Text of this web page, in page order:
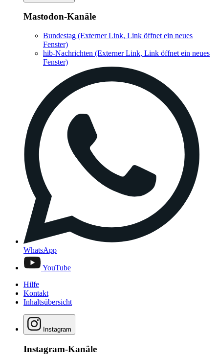
Mastodon-Kanäle
Bundestag (Externer Link, Link öffnet ein neues
Fenster)
hib-Nachrichten (Externer Link, Link öffnet ein neues
Fenster)
WhatsApp
YouTube
Hilfe
Kontakt
Inhaltsübersicht
Instagram
Instagram-Kanäle